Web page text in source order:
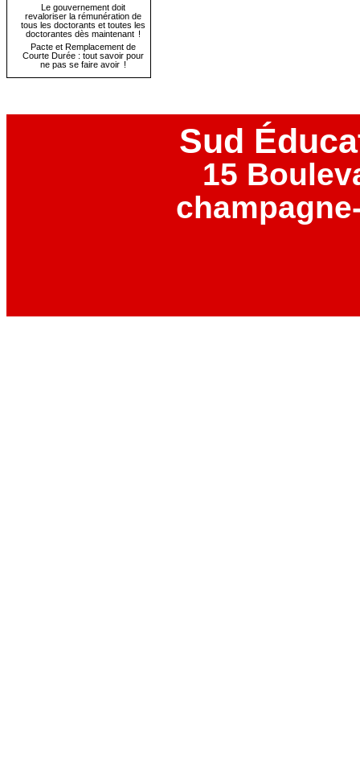
Le gouvernement doit
revaloriser la rémunération de
tous les doctorants et toutes les
doctorantes dès maintenant !
Pacte et Remplacement de
Courte Durée : tout savoir pour
ne pas se faire avoir !
Sud
15